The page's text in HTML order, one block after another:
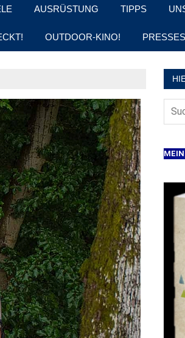
AUSRÜSTUNG TIPPS
OUTDOOR-KINO!